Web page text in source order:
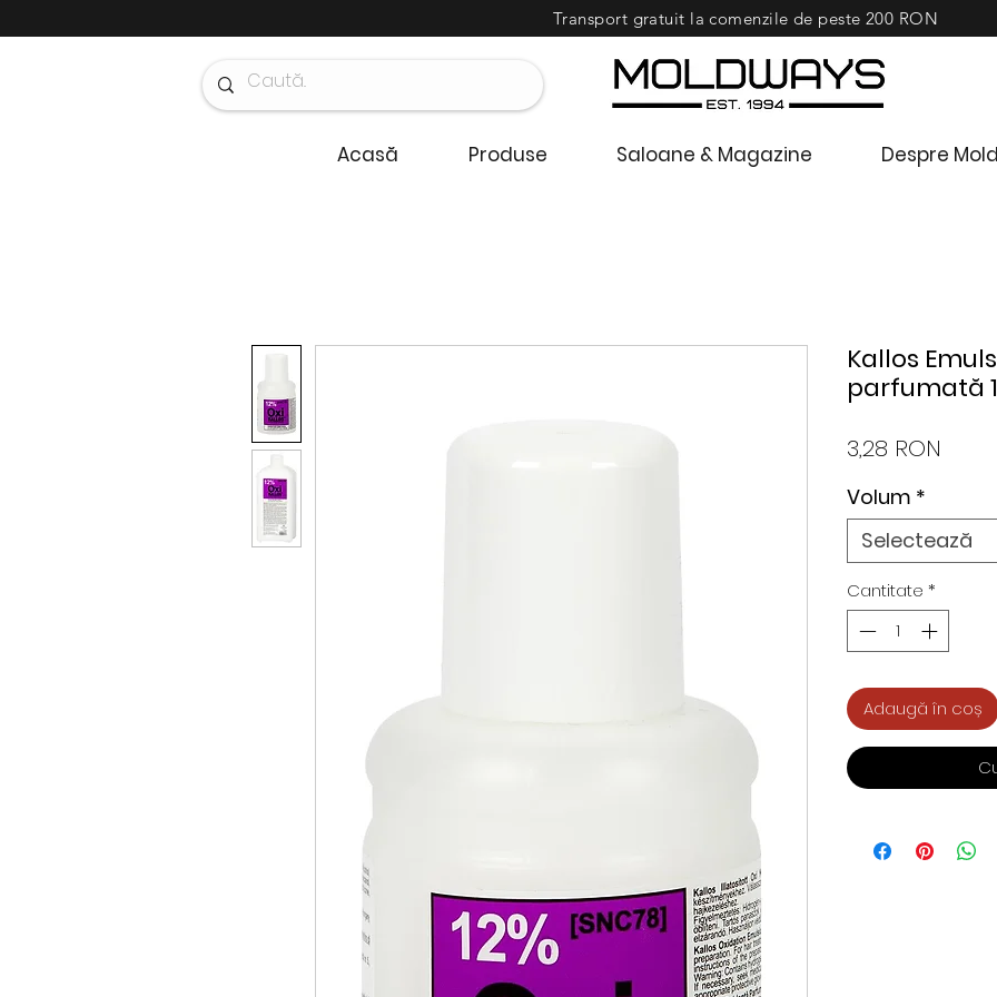
Acasă Produse Saloane & Magazine Despre
Transport gratuit la comenzile de peste 200 RON
Kallos
parfumată
3,28 RON
Volum *
Selectează
Cantitate *
Adaugă în coș